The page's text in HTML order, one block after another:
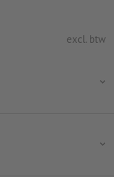
excl. btw